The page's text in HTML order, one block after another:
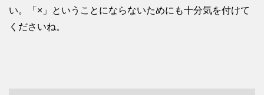
い。「×」ということにならないためにも十分気を付けて
くださいね。